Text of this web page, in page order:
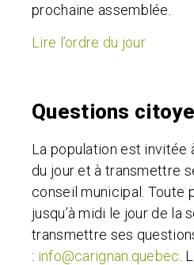
prochaine assemblée.
Lire l’ordre du jour
Questions
La population est invitée
du jour et à transmettre
conseil municipal
Toute
jusqu’à midi le jour de la
transmettre ses
: info@carignan.quebec